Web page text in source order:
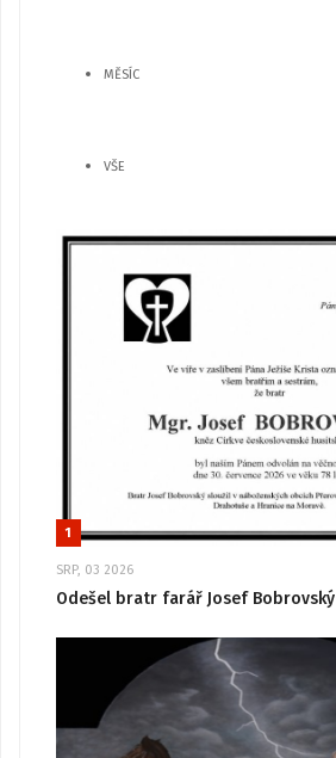
MĚSÍC
VŠE
1
SRP, 03 2026
Odešel bratr farář Josef Bobrovský